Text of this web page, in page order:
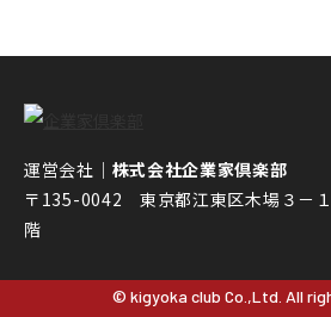
運営会社｜ 株式会社企業家倶楽部
〒135-0042 東京都江東区木場３－
階
© kigyoka club Co.,Ltd. All